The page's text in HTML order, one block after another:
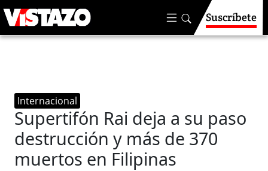
Suscríbete
Internacional
Supertifón Rai deja a su paso
destrucción y más de 370
muertos en Filipinas